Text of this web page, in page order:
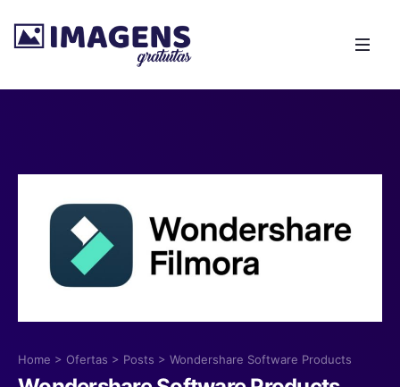
Home > Ofertas > Posts > Wondershare Software Products